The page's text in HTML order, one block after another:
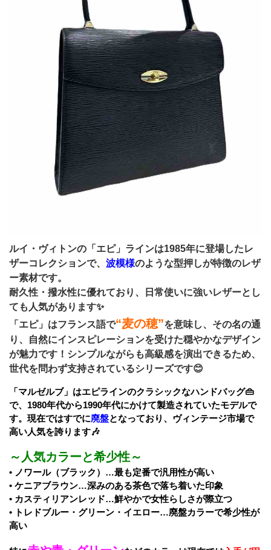
ルイ・ヴィトンの「エピ」ラインは1985年に登場したレ
ザーコレクションで、 波模様のような型押しが特徴のレザ
ー素材です。
耐久性・撥水性に優れており、日常使いに強いレザーとし
ても人気があります✨
「エピ」はフランス語で“麦の穂”を意味し、その名の通
り、自然にインスピレーションを受けた穏やかなデザイン
が魅力です！シンプルながらも高級感を演出できるため、
世代を問わず支持されているシリーズです😊
「マルゼルブ」はエピラインのクラシックなハンドバッグ👜
で、1980年代から1990年代にかけて製造されていたモデルで
す。現在ではすでに廃盤となっており、ヴィンテージ市場で
高い人気を誇ります🎶
～人気カラーと希少性～
• ノワール（ブラック）…最も定番で汎用性が高い
• ケニアブラウン…深みのある茶色で落ち着いた印象
• カスティリアンレッド…鮮やかで女性らしさが際立つ
• トレドブルー・グリーン・イエロー…廃盤カラーで希少性が
高い